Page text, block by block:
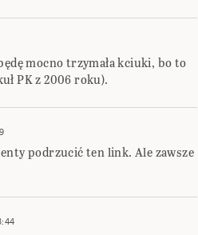
mocno trzymała kciuki, bo to
PK z 2006 roku).
enty podrzucić ten link. Ale zawsze